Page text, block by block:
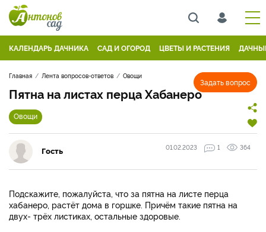
КАЛЕНДАРЬ ДАЧНИКА САД И ОГОРОД ЦВЕТЫ И РАСТЕНИЯ
Задать вопрос
Главная Лента вопросов-ответов Овощи
Пятна на листах перца Хабанеро
Овощи
Гость 01.02.2023 1 364
Подскажите, пожалуйста, что за пятна на листе перца
хабанеро, растёт дома в горшке. Причём такие пятна на
двух- трёх листиках, остальные здоровые.